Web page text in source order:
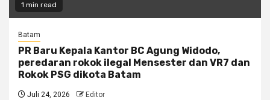
1 min read
Batam
PR Baru Kepala Kantor BC Agung Widodo,
peredaran rokok ilegal Mensester dan VR7 dan
Rokok PSG dikota Batam
Juli 24, 2026 Editor